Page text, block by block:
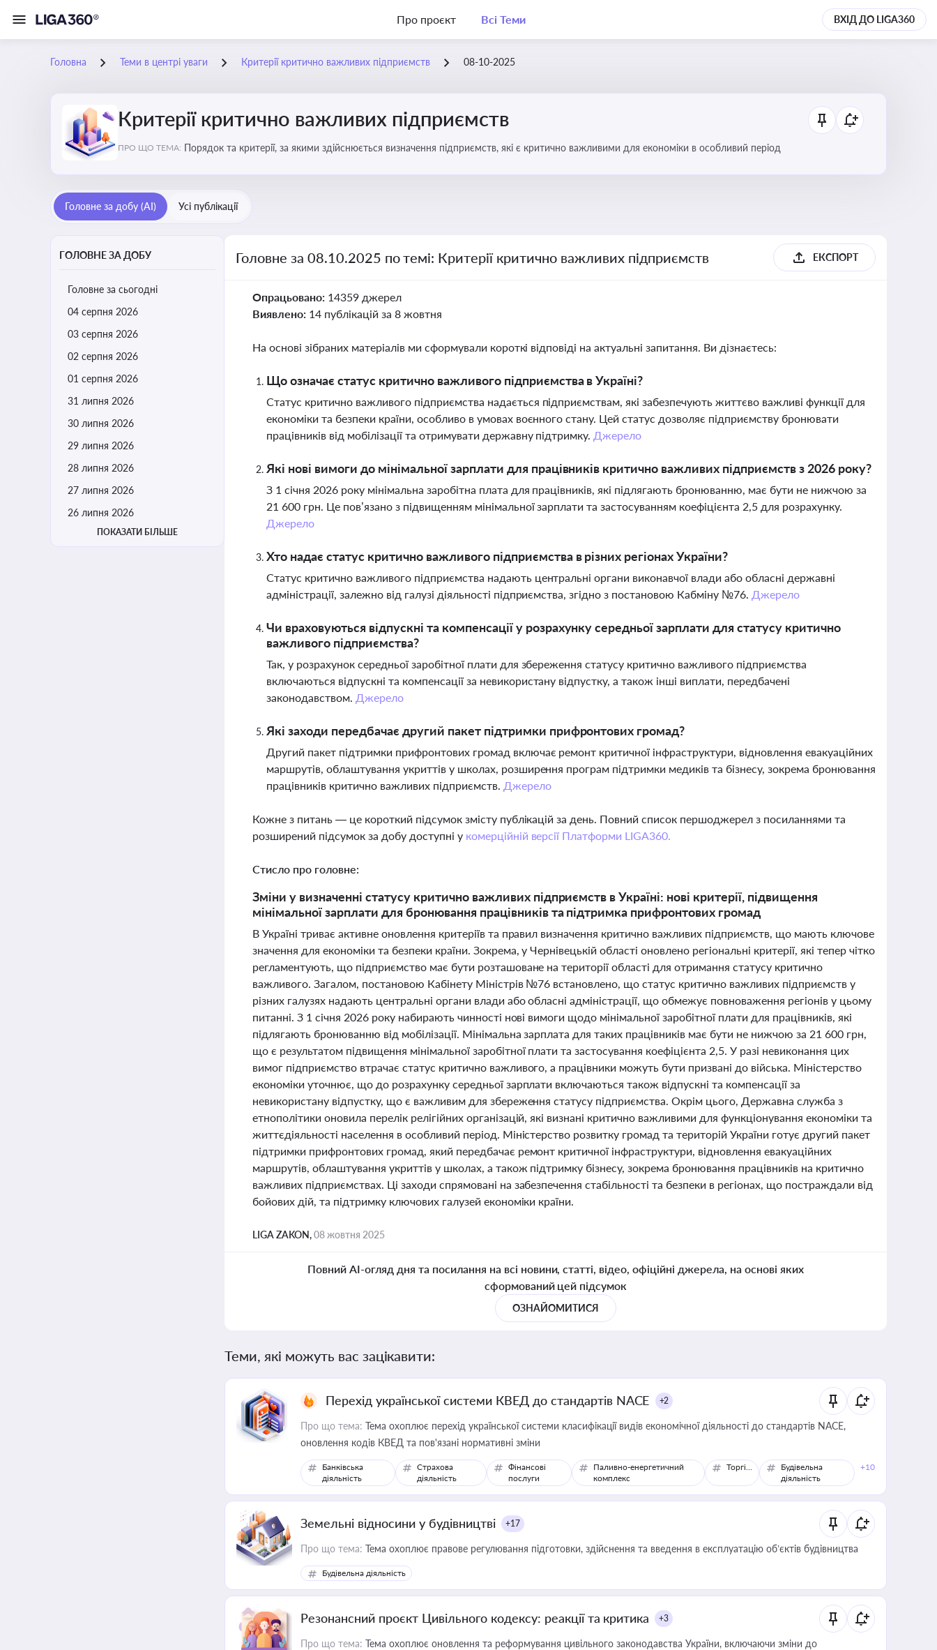
Про проєкт Всі Теми ВХІД ДО LIGA360
Головна Теми в центрі уваги Критерії критично важливих підприємств 08-10-2025
Критерії критично важливих підприємств
ПРО ЩО ТЕМА: Порядок та критерії, за якими здійснюється визначення підприємств, які є критично важливими для економіки в особливий період
Головне за добу (AI) Усі публікації
ГОЛОВНЕ ЗА ДОБУ
Головне за сьогодні
04 серпня 2026
03 серпня 2026
02 серпня 2026
01 серпня 2026
31 липня 2026
30 липня 2026
29 липня 2026
28 липня 2026
27 липня 2026
26 липня 2026
ПОКАЗАТИ БІЛЬШЕ
Головне за 08.10.2025 по темі: Критерії критично важливих підприємств ЕКСПОРТ
Опрацьовано: 14359 джерел
Виявлено: 14 публікацій за 8 жовтня
На основі зібраних матеріалів ми сформували короткі відповіді на актуальні запитання. Ви дізнаєтесь:
Що означає статус критично важливого підприємства в Україні?
Статус критично важливого підприємства надається підприємствам, які забезпечують життєво важливі функції для
економіки та безпеки країни, особливо в умовах воєнного стану. Цей статус дозволяє підприємству бронювати
працівників від мобілізації та отримувати державну підтримку. Джерело
Які нові вимоги до мінімальної зарплати для працівників критично важливих підприємств з 2026 року?
З 1 січня 2026 року мінімальна заробітна плата для працівників, які підлягають бронюванню, має бути не нижчою за
21 600 грн. Це пов’язано з підвищенням мінімальної зарплати та застосуванням коефіцієнта 2,5 для розрахунку.
Джерело
Хто надає статус критично важливого підприємства в різних регіонах України?
Статус критично важливого підприємства надають центральні органи виконавчої влади або обласні державні
адміністрації, залежно від галузі діяльності підприємства, згідно з постановою Кабміну №76. Джерело
Чи враховуються відпускні та компенсації у розрахунку середньої зарплати для статусу критично
важливого підприємства?
Так, у розрахунок середньої заробітної плати для збереження статусу критично важливого підприємства
включаються відпускні та компенсації за невикористану відпустку, а також інші виплати, передбачені
законодавством. Джерело
Які заходи передбачає другий пакет підтримки прифронтових громад?
Другий пакет підтримки прифронтових громад включає ремонт критичної інфраструктури, відновлення евакуаційних
маршрутів, облаштування укриттів у школах, розширення програм підтримки медиків та бізнесу, зокрема бронювання
працівників критично важливих підприємств. Джерело
Кожне з питань — це короткий підсумок змісту публікацій за день. Повний список першоджерел з посиланнями та
розширений підсумок за добу доступні у комерційній версії Платформи LIGA360.
Стисло про головне:
Зміни у визначенні статусу критично важливих підприємств в Україні: нові критерії, підвищення
мінімальної зарплати для бронювання працівників та підтримка прифронтових громад
В Україні триває активне оновлення критеріїв та правил визначення критично важливих підприємств, що мають ключове
значення для економіки та безпеки країни. Зокрема, у Чернівецькій області оновлено регіональні критерії, які тепер чітко
регламентують, що підприємство має бути розташоване на території області для отримання статусу критично
важливого. Загалом, постановою Кабінету Міністрів №76 встановлено, що статус критично важливих підприємств у
різних галузях надають центральні органи влади або обласні адміністрації, що обмежує повноваження регіонів у цьому
питанні. З 1 січня 2026 року набирають чинності нові вимоги щодо мінімальної заробітної плати для працівників, які
підлягають бронюванню від мобілізації. Мінімальна зарплата для таких працівників має бути не нижчою за 21 600 грн,
що є результатом підвищення мінімальної заробітної плати та застосування коефіцієнта 2,5. У разі невиконання цих
вимог підприємство втрачає статус критично важливого, а працівники можуть бути призвані до війська. Міністерство
економіки уточнює, що до розрахунку середньої зарплати включаються також відпускні та компенсації за
невикористану відпустку, що є важливим для збереження статусу підприємства. Окрім цього, Державна служба з
етнополітики оновила перелік релігійних організацій, які визнані критично важливими для функціонування економіки та
життєдіяльності населення в особливий період. Міністерство розвитку громад та територій України готує другий пакет
підтримки прифронтових громад, який передбачає ремонт критичної інфраструктури, відновлення евакуаційних
маршрутів, облаштування укриттів у школах, а також підтримку бізнесу, зокрема бронювання працівників на критично
важливих підприємствах. Ці заходи спрямовані на забезпечення стабільності та безпеки в регіонах, що постраждали від
бойових дій, та підтримку ключових галузей економіки країни.
LIGA ZAKON,08 жовтня 2025
Повний AI-огляд дня та посилання на всі новини, статті, відео, офіційні джерела, на основі яких
сформований цей підсумок
ОЗНАЙОМИТИСЯ
Теми, які можуть вас зацікавити:
Перехід української системи КВЕД до стандартів NACE +2
Про що тема: Тема охоплює перехід української системи класифікації видів економічної діяльності до стандартів NACE,
оновлення кодів КВЕД та пов'язані нормативні зміни
Банківська
діяльність
Страхова
діяльність
Фінансові
послуги
Паливно-енергетичний
комплекс
Торгівля
Будівельна
діяльність
+10
Земельні відносини у будівництві +17
Про що тема: Тема охоплює правове регулювання підготовки, здійснення та введення в експлуатацію об’єктів будівництва
Будівельна діяльність
Резонансний проєкт Цивільного кодексу: реакції та критика +3
Про що тема: Тема охоплює оновлення та реформування цивільного законодавства України, включаючи зміни до